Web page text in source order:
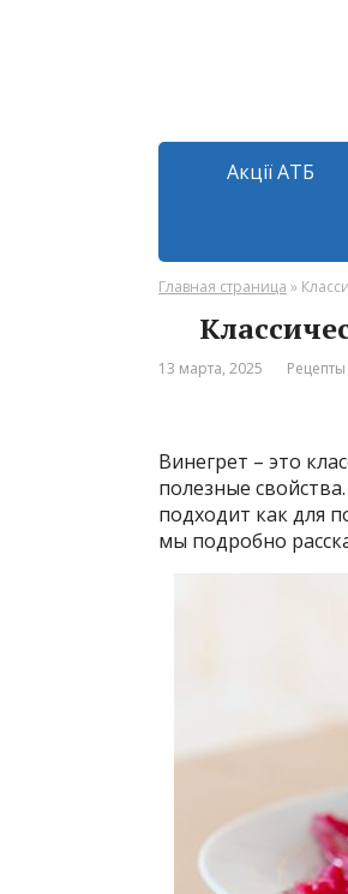
Акції АТБ
Главная страница »
13 марта, 2025 Рецепты
Винегрет – это
полезные
подходит как для
мы подробно